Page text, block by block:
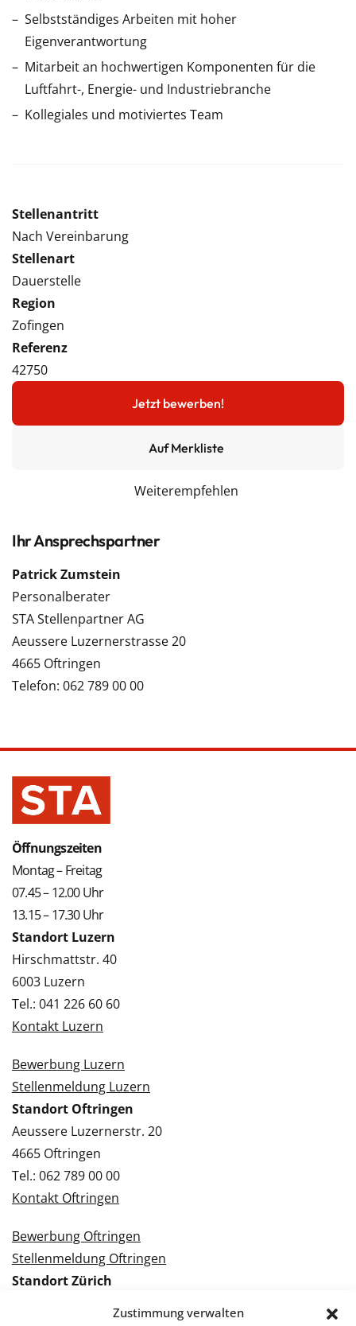
Zustimmung verwalten
Selbstständiges Arbeiten mit hoher
Eigenverantwortung
Mitarbeit an hochwertigen Komponenten für die
Luftfahrt-, Energie- und Industriebranche
Kollegiales und motiviertes Team
Stellenantritt
Nach Vereinbarung
Stellenart
Dauerstelle
Region
Zofingen
Referenz
42750
Jetzt bewerben!
Auf Merkliste
Weiterempfehlen
Ihr Ansprechspartner
Patrick Zumstein
Personalberater
STA Stellenpartner AG
Aeussere Luzernerstrasse 20
4665 Oftringen
Telefon: 062 789 00 00
Öffnungszeiten
Montag – Freitag
07.45 – 12.00 Uhr
13.15 – 17.30 Uhr
Standort Luzern
Hirschmattstr. 40
6003 Luzern
Tel.: 041 226 60 60
Kontakt Luzern
Bewerbung Luzern
Stellenmeldung Luzern
Standort Oftringen
Aeussere Luzernerstr. 20
4665 Oftringen
Tel.: 062 789 00 00
Kontakt Oftringen
Bewerbung Oftringen
Stellenmeldung Oftringen
Standort Zürich